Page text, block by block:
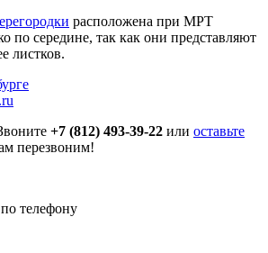
расположена при МРТ
по середине, так как они представляют
листков.
+7 (812) 493-39-22 или оставьте
перезвоним!
телефону